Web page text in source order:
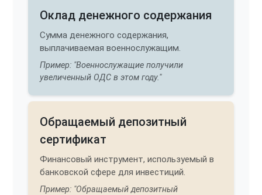
Оклад денежного содержания
Сумма денежного содержания,
выплачиваемая военнослужащим.
Пример: "Военнослужащие получили
увеличенный ОДС в этом году."
Обращаемый депозитный
сертификат
Финансовый инструмент, используемый в
банковской сфере для инвестиций.
Пример: "Обращаемый депозитный